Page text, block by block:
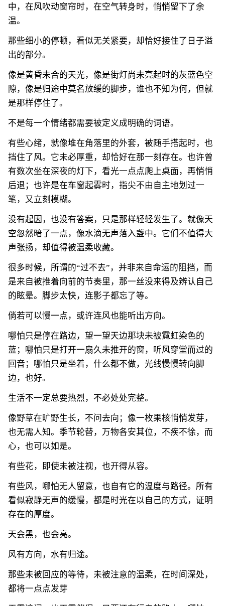
中，在风吹动窗帘时，在空气转身时，悄悄留下了余
温。
那些细小的停顿，看似无关紧要，却恰好接住了日子溢
出的部分。
像是黄昏未合的天光，像是街灯尚未亮起时的灰蓝色空
隙，像是归途中莫名放缓的脚步，谁也不知为何，但就
是那样停住了。
不是每一个情绪都需要被定义成明确的词语。
有些心绪，就像堆在角落里的外套，被随手搭起时，也
挡住了风。它未必厚重，却恰好在那一刻存在。也许曾
有数次坐在深夜的灯下，看光一点点爬上桌面，再悄悄
后退；也许是在车窗起雾时，指尖不由自主地划过一
笔，又立刻模糊。
没有起因，也没有答案，只是那样轻轻发生了。就像天
空忽然暗了一点，像水滴无声落入盏中。它们不值得大
声张扬，却值得被温柔收藏。
很多时候，所谓的“过不去”，并非来自命运的阻挡，而
是来自被推着向前的节奏里，那一丝没来得及辨认自己
的眩晕。脚步太快，连影子都忘了等。
倘若可以慢一点，或许连风也能听出方向。
哪怕只是停在路边，望一望天边那块未被霓虹染色的
蓝；哪怕只是打开一扇久未推开的窗，听风穿堂而过的
回音；哪怕只是坐着，什么都不做，光线慢慢转向脚
边，也好。
生活不一定总要热烈，不必处处完整。
像野草在旷野生长，不问去向；像一枚果核悄悄发芽，
也无需人知。季节轮替，万物各安其位，不疾不徐，而
心，也可以如是。
有些花，即使未被注视，也开得从容。
有些风，哪怕无人留意，也自有它的温度与路径。所有
看似寂静无声的缓慢，都是时光在以自己的方式，证明
存在的厚度。
天会黑，也会亮。
风有方向，水有归途。
那些未被回应的等待，未被注意的温柔，在时间深处，
都将一点点发芽